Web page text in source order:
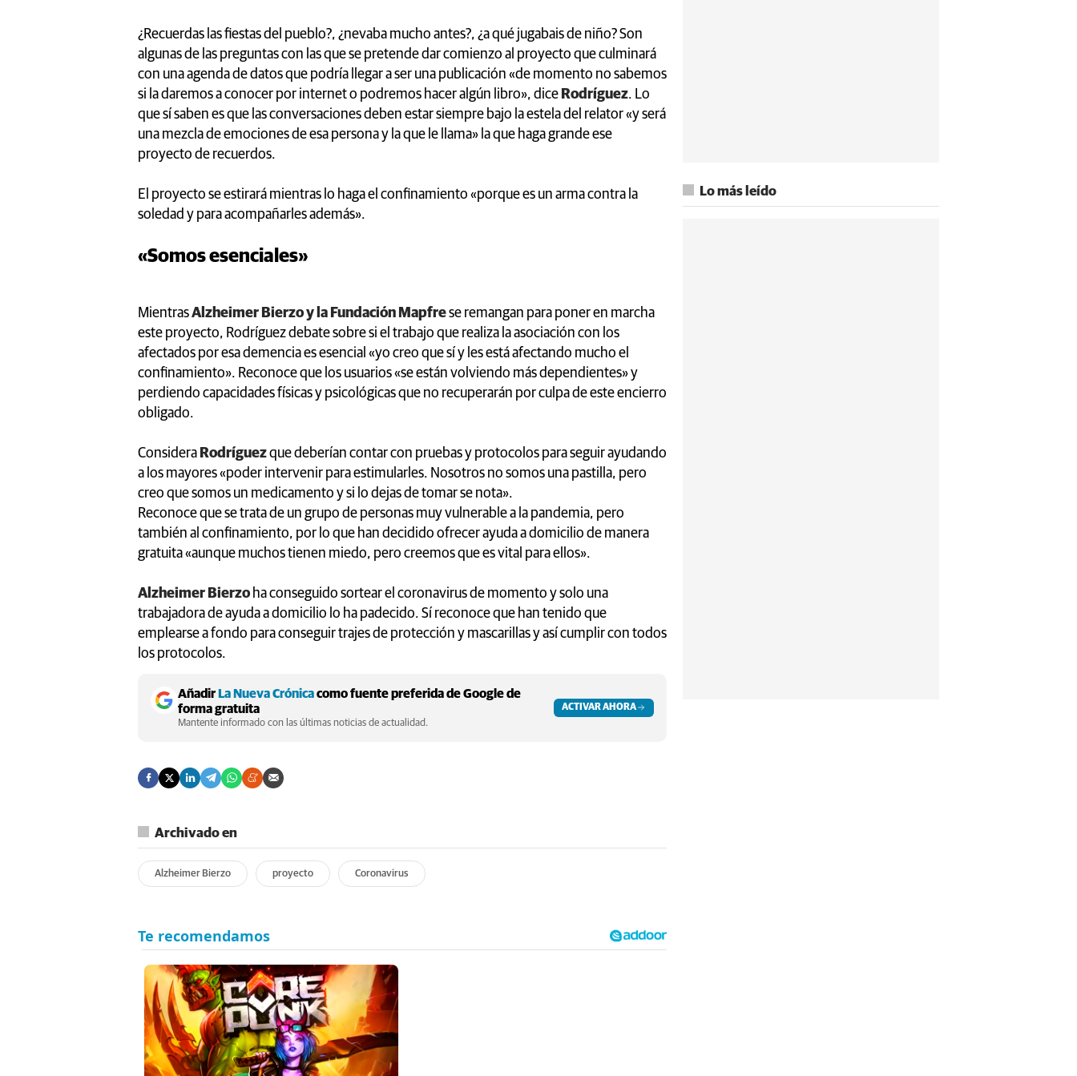
¿Recuerdas las fiestas del pueblo?, ¿nevaba mucho antes?, ¿a qué jugabais de niño? Son
algunas de las preguntas con las que se pretende dar comienzo al proyecto que culminará
con una agenda de datos que podría llegar a ser una publicación «de momento no sabemos
si la daremos a conocer por internet o podremos hacer algún libro», dice Rodríguez. Lo
que sí saben es que las conversaciones deben estar siempre bajo la estela del relator «y será
una mezcla de emociones de esa persona y la que le llama» la que haga grande ese
proyecto de recuerdos.
El proyecto se estirará mientras lo haga el confinamiento «porque es un arma contra la
soledad y para acompañarles además».
«Somos esenciales»
MientrasAlzheimer Bierzo y la Fundación Mapfrese remangan para poner en marcha
este proyecto, Rodríguez debate sobre si el trabajo que realiza la asociación con los
afectados por esa demencia es esencial «yo creo que sí y les está afectando mucho el
confinamiento». Reconoce que los usuarios «se están volviendo más dependientes» y
perdiendo capacidades físicas y psicológicas que no recuperarán por culpa de este encierro
obligado.
Considera Rodríguezque deberían contar con pruebas y protocolos para seguir ayudando
a los mayores «poder intervenir para estimularles. Nosotros no somos una pastilla, pero
creo que somos un medicamento y si lo dejas de tomar se nota».
Reconoce que se trata de un grupo de personas muy vulnerable a la pandemia, pero
también al confinamiento, por lo que han decidido ofrecer ayuda a domicilio de manera
gratuita «aunque muchos tienen miedo, pero creemos que es vital para ellos».
Alzheimer Bierzo ha conseguido sortear el coronavirus de momento y solo una
trabajadora de ayuda a domicilio lo ha padecido. Sí reconoce que han tenido que
emplearse a fondo para conseguir trajes de protección y mascarillas y así cumplir con todos
los protocolos.
AñadirLa Nueva Crónicacomo fuente preferida de Google de
forma gratuita
Mantente informado con las últimas noticias de actualidad.
ACTIVAR AHORA
Archivado en
Alzheimer Bierzo proyecto Coronavirus
Lo más leído